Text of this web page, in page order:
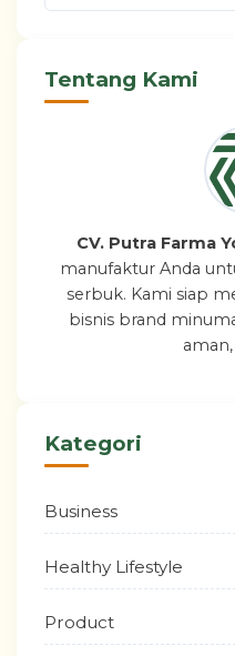
Tentang Kami
CV. Putra Farma
manufaktur Anda
serbuk. Kami siap
bisnis brand
Kategori
Business
Healthy Lifestyle
Product